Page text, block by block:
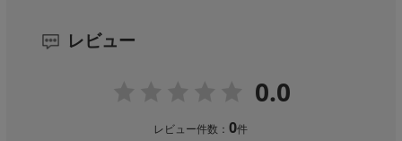
レビュー
0.0
レビュー件数：0件